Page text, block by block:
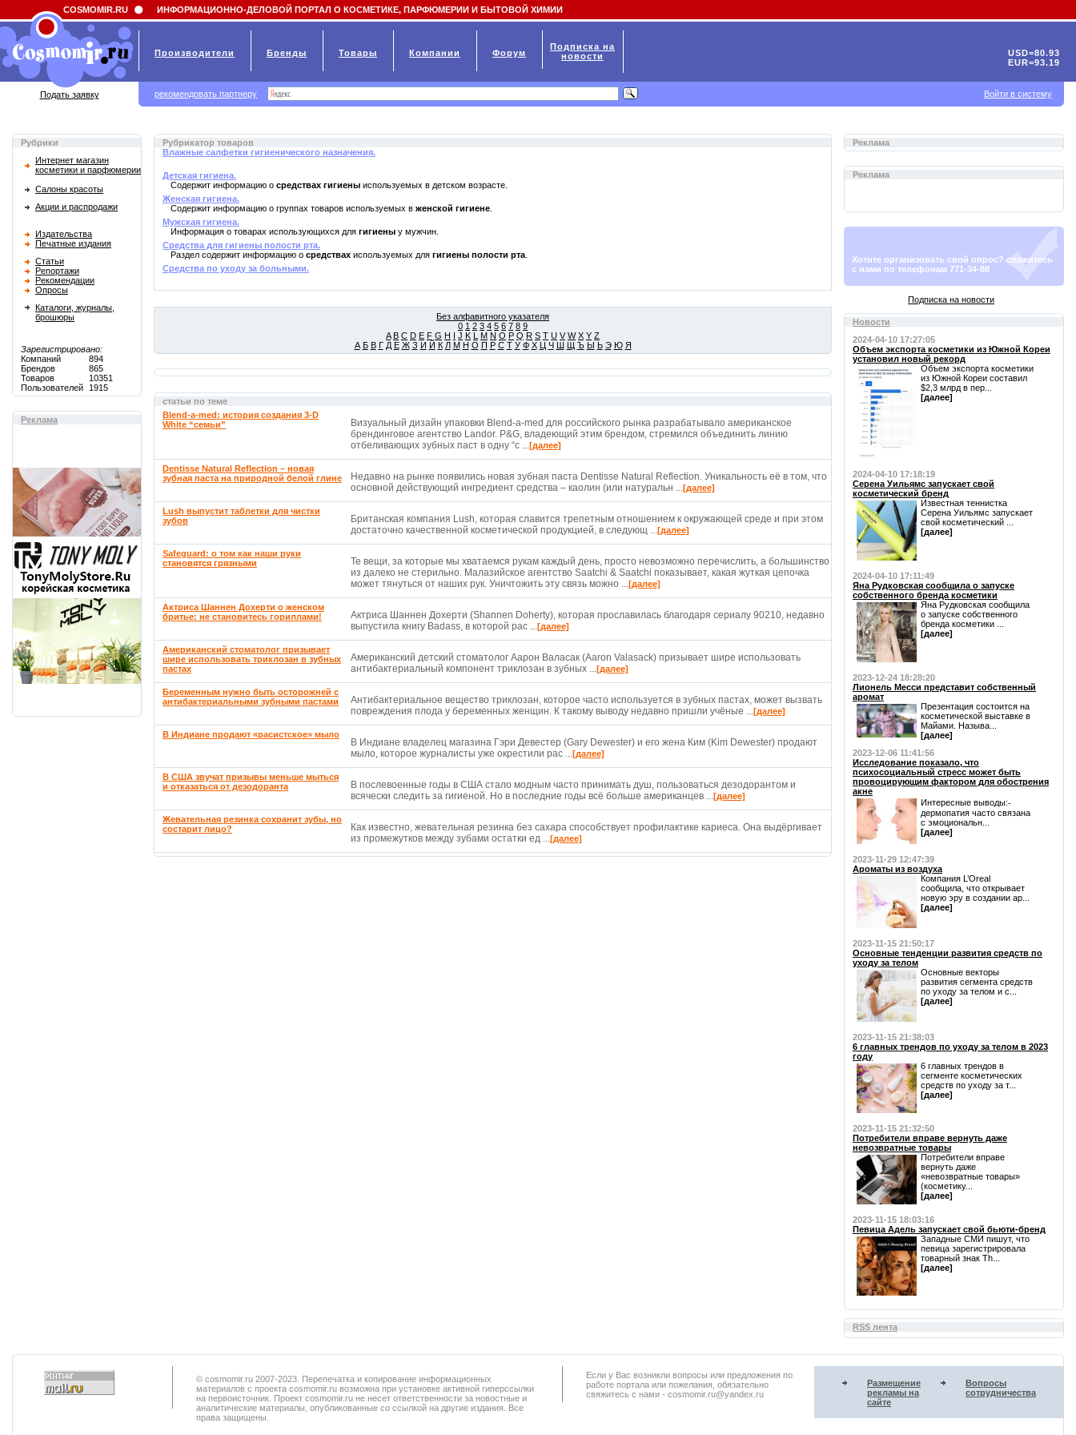
Field 'news_title' doesn't have a default value
Рубрики
Интернет магазин
косметики и парфюмерии
Салоны красоты
Акции и распродажи
Издательства
Печатные издания
Статьи
Репортажи
Рекомендации
Опросы
Каталоги, журналы,
брошюры
Зарегистрировано:
Компаний
894
Брендов
865
Товаров
10351
Пользователей
1915
Реклама
Рубрикатор товаров
Влажные салфетки гигиенического назначения.
Детская гигиена.
Содержит информацию о средствах гигиены используемых в детском возрасте.
Женская гигиена.
Содержит информацию о группах товаров используемых в женской гигиене
Мужская гигиена.
Информация о товарах использующихся для гигиены у мужчин.
Средства для гигиены полости рта.
Раздел содержит информацию о средствах используемых для гигиены полости рта
Средства по уходу за больными.
Без алфавитного указателя
0 1 2 3 4 5 6 7 8 9
A B C D E F G H I J K L M N O P Q R S T U V W X Y Z
А Б В Г Д Е Ж З И Й К Л М Н О П Р С Т У Ф Х Ц Ч Ш Щ Ъ Ы Ь Э Ю Я
статьи по теме
Blend-a-med: история создания 3-D
White “семьи”
Визуальный дизайн упаковки Blend-a-med для российского рынка разрабатывало американское
брендинговое агентство Landor. P&G, владеющий этим брендом, стремился объединить линию
отбеливающих зубных паст в одну “с ...[далее]
Dentisse Natural Reflection – новая
зубная паста на природной белой глине
Недавно на рынке появились новая зубная паста Dentisse Natural Reflection. Уникальность её в том, что
основной действующий ингредиент средства – каолин (или натуральн ...[далее]
Lush выпустит таблетки для чистки
зубов
Британская компания Lush, которая славится трепетным отношением к окружающей среде и при этом
достаточно качественной косметической продукцией, в следующ ...[далее]
Safeguard: о том как наши руки
становятся грязными
Те вещи, за которые мы хватаемся рукам каждый день, просто невозможно перечислить, а большинство
из далеко не стерильно. Малазийское агентство Saatchi & Saatchi показывает, какая жуткая цепочка
может тянуться от наших рук. Уничтожить эту связь можно ...[далее]
Актриса Шаннен Дохерти о женском
бритье: не становитесь гориллами!
Актриса Шаннен Дохерти (Shannen Doherty), которая прославилась благодаря сериалу 90210, недавно
выпустила книгу Badass, в которой рас ...[далее]
Американский стоматолог призывает
шире использовать триклозан в зубных
пастах
Американский детский стоматолог Аарон Валасак (Aaron Valasack) призывает шире использовать
антибактериальный компонент триклозан в зубных ...[далее]
Беременным нужно быть осторожней с
антибактериальными зубными пастами
Антибактериальное вещество триклозан, которое часто используется в зубных пастах, может вызвать
повреждения плода у беременных женщин. К такому выводу недавно пришли учёные ...[далее]
В Индиане продают «расистское» мыло
В Индиане владелец магазина Гэри Девестер (Gary Dewester) и его жена Ким (Kim Dewester) продают
мыло, которое журналисты уже окрестили рас ...[далее]
В США звучат призывы меньше мыться
и отказаться от дезодоранта
В послевоенные годы в США стало модным часто принимать душ, пользоваться дезодорантом и
всячески следить за гигиеной. Но в последние годы всё больше американцев ...[далее]
Жевательная резинка сохранит зубы, но
состарит лицо?
Как известно, жевательная резинка без сахара способствует профилактике кариеса. Она выдёргивает
из промежутков между зубами остатки ед ...[далее]
Реклама
Реклама
Хотите организовать свой опрос? свяжитесь
с нами по телефонам 771-34-88
Подписка на новости
Новости
2024-04-10 17:27:05
Объем экспорта косметики из Южной Кореи
установил новый рекорд
Объем экспорта косметики
из Южной Кореи составил
$2,3 млрд в пер...
[далее]
2024-04-10 17:18:19
Серена Уильямс запускает свой
косметический бренд
Известная теннистка
Серена Уильямс запускает
свой косметический ...
[далее]
2024-04-10 17:11:49
Яна Рудковская сообщила о запуске
собственного бренда косметики
Яна Рудковская сообщила
о запуске собственного
бренда косметики ...
[далее]
2023-12-24 18:28:20
Лионель Месси представит собственный
аромат
Презентация состоится на
косметической выставке в
Майами. Называ...
[далее]
2023-12-06 11:41:56
Исследование показало, что
психосоциальный стресс может быть
провоцирующим фактором для обострения
акне
Интересные выводы:⁃
дермопатия часто связана
с эмоциональн...
[далее]
2023-11-29 12:47:39
Ароматы из воздуха
Компания L’Oreal
сообщила, что открывает
новую эру в создании ар...
[далее]
2023-11-15 21:50:17
Основные тенденции развития средств по
уходу за телом
Основные векторы
развития сегмента средств
по уходу за телом и с...
[далее]
2023-11-15 21:38:03
6 главных трендов по уходу за телом в 2023
году
6 главных трендов в
сегменте косметических
средств по уходу за т...
[далее]
2023-11-15 21:32:50
Потребители вправе вернуть даже
невозвратные товары
Потребители вправе
вернуть даже
«невозвратные товары»
(косметику...
[далее]
2023-11-15 18:03:16
Певица Адель запускает свой бьюти-бренд
Западные СМИ пишут, что
певица зарегистрировала
товарный знак Th...
[далее]
RSS лента
© cosmomir.ru 2007-2023. Перепечатка и копирование информационных
материалов с проекта cosmomir.ru возможна при установке активной гиперссылки
на первоисточник. Проект cosmomir.ru не несет ответственности за новостные и
аналитические материалы, опубликованные со ссылкой на другие издания. Все
права защищены.
Если у Вас возникли вопросы или предложения по
работe портала или пожелания, обязательно
свяжитесь с нами - cosmomir.ru@yandex.ru
Размещение
рекламы на
сайте
Вопросы
сотрудничества
COSMOMIR.RU ИНФОРМАЦИОННО-ДЕЛОВОЙ ПОРТАЛ О КОСМЕТИКЕ, ПАРФЮМЕРИИ И БЫТОВОЙ ХИМИИ
Производители Бренды Товары Компании Форум
Подписка на
новости
USD=80.93
EUR=93.19
Подать заявку рекомендовать партнеру Войти в систему